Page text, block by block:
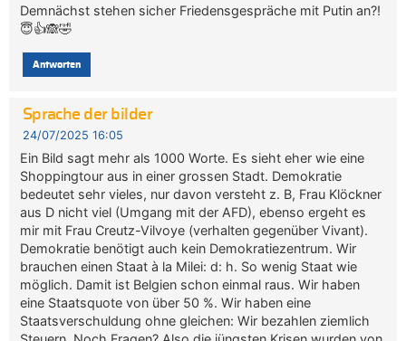
Demnächst stehen sicher Friedensgespräche mit Putin an?!
😇👍🙈🤣
Antworten
Sprache der bilder
24/07/2025 16:05
Ein Bild sagt mehr als 1000 Worte. Es sieht eher wie eine
Shoppingtour aus in einer grossen Stadt. Demokratie
bedeutet sehr vieles, nur davon versteht z. B, Frau Klöckner
aus D nicht viel (Umgang mit der AFD), ebenso ergeht es
mir mit Frau Creutz-Vilvoye (verhalten gegenüber Vivant).
Demokratie benötigt auch kein Demokratiezentrum. Wir
brauchen einen Staat à la Milei: d: h. So wenig Staat wie
möglich. Damit ist Belgien schon einmal raus. Wir haben
eine Staatsquote von über 50 %. Wir haben eine
Staatsverschuldung ohne gleichen: Wir bezahlen ziemlich